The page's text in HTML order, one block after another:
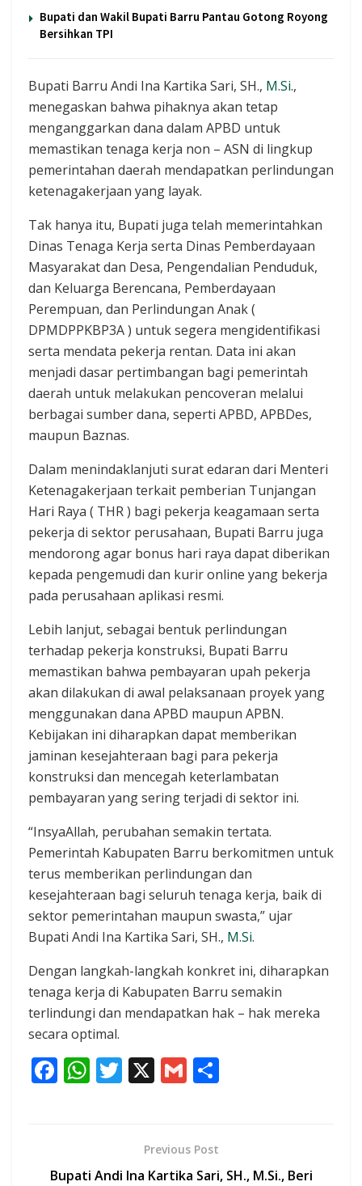
Bupati dan Wakil Bupati Barru Pantau Gotong Royong
Bersihkan TPI
Bupati Barru Andi Ina Kartika Sari, SH., M.Si.,
menegaskan bahwa pihaknya akan tetap
menganggarkan dana dalam APBD untuk
memastikan tenaga kerja non – ASN di lingkup
pemerintahan daerah mendapatkan perlindungan
ketenagakerjaan yang layak.
Tak hanya itu, Bupati juga telah memerintahkan
Dinas Tenaga Kerja serta Dinas Pemberdayaan
Masyarakat dan Desa, Pengendalian Penduduk,
dan Keluarga Berencana, Pemberdayaan
Perempuan, dan Perlindungan Anak (
DPMDPPKBP3A ) untuk segera mengidentifikasi
serta mendata pekerja rentan. Data ini akan
menjadi dasar pertimbangan bagi pemerintah
daerah untuk melakukan pencoveran melalui
berbagai sumber dana, seperti APBD, APBDes,
maupun Baznas.
Dalam menindaklanjuti surat edaran dari Menteri
Ketenagakerjaan terkait pemberian Tunjangan
Hari Raya ( THR ) bagi pekerja keagamaan serta
pekerja di sektor perusahaan, Bupati Barru juga
mendorong agar bonus hari raya dapat diberikan
kepada pengemudi dan kurir online yang bekerja
pada perusahaan aplikasi resmi.
Lebih lanjut, sebagai bentuk perlindungan
terhadap pekerja konstruksi, Bupati Barru
memastikan bahwa pembayaran upah pekerja
akan dilakukan di awal pelaksanaan proyek yang
menggunakan dana APBD maupun APBN.
Kebijakan ini diharapkan dapat memberikan
jaminan kesejahteraan bagi para pekerja
konstruksi dan mencegah keterlambatan
pembayaran yang sering terjadi di sektor ini.
“InsyaAllah, perubahan semakin tertata.
Pemerintah Kabupaten Barru berkomitmen untuk
terus memberikan perlindungan dan
kesejahteraan bagi seluruh tenaga kerja, baik di
sektor pemerintahan maupun swasta,” ujar
Bupati Andi Ina Kartika Sari, SH., M.Si.
Dengan langkah-langkah konkret ini, diharapkan
tenaga kerja di Kabupaten Barru semakin
terlindungi dan mendapatkan hak – hak mereka
secara optimal.
F
o
W
A
T
er
X G
l
Previous Post
Bupati Andi Ina Kartika Sari, SH., M.Si., Beri